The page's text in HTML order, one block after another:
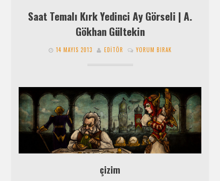
Saat Temalı Kırk Yedinci Ay Görseli | A.
Gökhan Gültekin
14 MAYIS 2013 EDITÖR YORUM BIRAK
çizim